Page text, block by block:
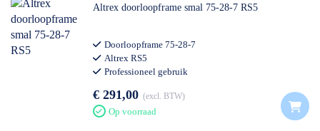
Altrex doorloopframe smal 75-28-7 RS5
Doorloopframe 75-28-7
Altrex RS5
Professioneel gebruik
€ 291,00 excl. BTW
Op voorraad